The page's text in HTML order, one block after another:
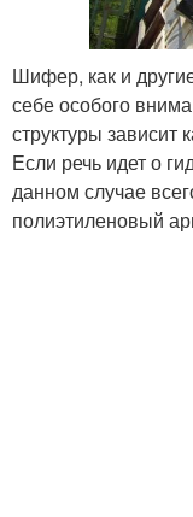
Шифер, как и
себе особого
структуры зависит
Если речь идет о
данном случае
полиэтиленовый